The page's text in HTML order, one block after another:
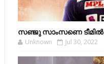
സഞ്ജു സാംസണെ ടീമില്‍
Unknown Jul 30, 2022